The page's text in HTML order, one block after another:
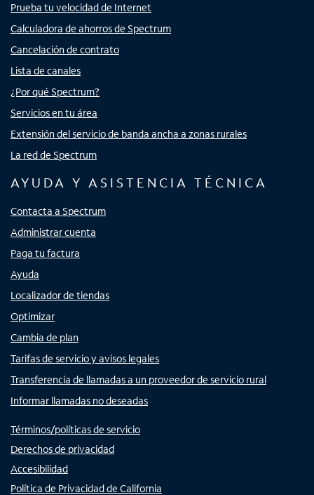
Prueba tu velocidad de Internet
Calculadora de ahorros de Spectrum
Cancelación de contrato
Lista de canales
¿Por qué Spectrum?
Servicios en tu área
Extensión del servicio de banda ancha a zonas rurales
La red de Spectrum
AYUDA Y ASISTENCIA TÉCNICA
Contacta a Spectrum
Administrar cuenta
Paga tu factura
Ayuda
Localizador de tiendas
Optimizar
Cambia de plan
Tarifas de servicio y avisos legales
Transferencia de llamadas a un proveedor de servicio rural
Informar llamadas no deseadas
Términos/políticas de servicio
Derechos de privacidad
Accesibilidad
Política de Privacidad de California